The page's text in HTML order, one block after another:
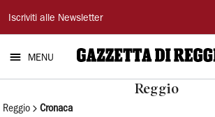
Gazzetta
di
Reggio
Iscriviti alle Newsletter
MENU
Reggio
Reggio Cronaca